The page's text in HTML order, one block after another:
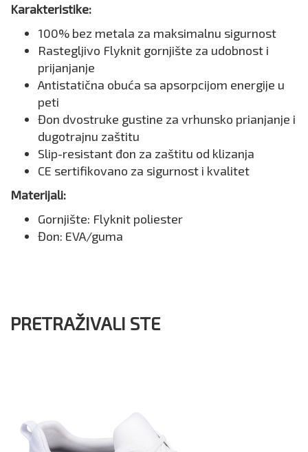
Karakteristike:
100% bez metala za maksimalnu sigurnost
Rastegljivo Flyknit gornjište za udobnost i
prijanjanje
Antistatična obuća sa apsorpcijom energije u
peti
Đon dvostruke gustine za vrhunsko prianjanje i
dugotrajnu zaštitu
Slip-resistant đon za zaštitu od klizanja
CE sertifikovano za sigurnost i kvalitet
Materijali:
Gornjište: Flyknit poliester
Đon: EVA/guma
PRETRAŽIVALI STE